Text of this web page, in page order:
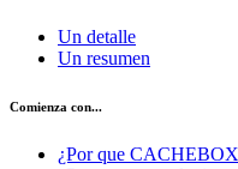
Un detalle
Un resumen
Comienza con...
¿Por que